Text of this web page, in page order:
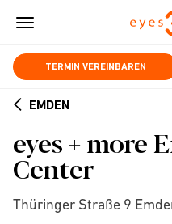
Skip
content
TERMIN VEREINBAREN
EMDEN
eyes + more
Center
Thüringer Straße 9